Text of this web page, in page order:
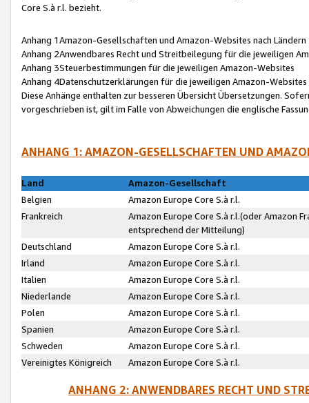
Core S.à r.l. bezieht.
Anhang 1Amazon-Gesellschaften und Amazon-Websites nach Ländern
Anhang 2Anwendbares Recht und Streitbeilegung für die jeweiligen
Anhang 3Steuerbestimmungen für die jeweiligen Amazon-Websites
Anhang 4Datenschutzerklärungen für die jeweiligen Amazon-Websites
Diese Anhänge enthalten zur besseren Übersicht Übersetzungen.
vorgeschrieben ist, gilt im Falle von Abweichungen die englische
ANHANG 1: AMAZON-GESELLSCHAFTEN UND
Land
Amazon-Gesellschaft
Belgien
Amazon Europe Core S.à r.l.
Frankreich
Amazon Europe Core S.à r.l.(oder Amazon
entsprechend der Mitteilung)
Deutschland
Amazon Europe Core S.à r.l.
Irland
Amazon Europe Core S.à r.l.
Italien
Amazon Europe Core S.à r.l.
Niederlande
Amazon Europe Core S.à r.l.
Polen
Amazon Europe Core S.à r.l.
Spanien
Amazon Europe Core S.à r.l.
Schweden
Amazon Europe Core S.à r.l.
Vereinigtes Königreich
Amazon Europe Core S.à r.l.
ANHANG 2: ANWENDBARES RECHT UND